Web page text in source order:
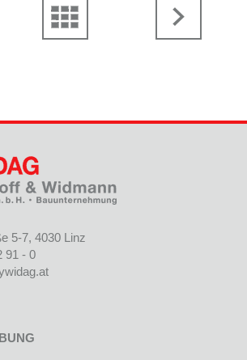
5-7, 4030 Linz
91 - 0